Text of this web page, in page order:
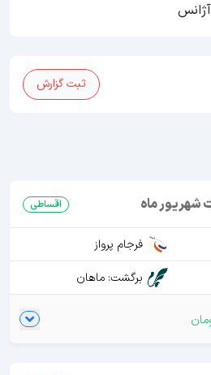
ثبت گزارش
شهریور ماه اقساطی
فرجام پرواز
برگشت: ماهان